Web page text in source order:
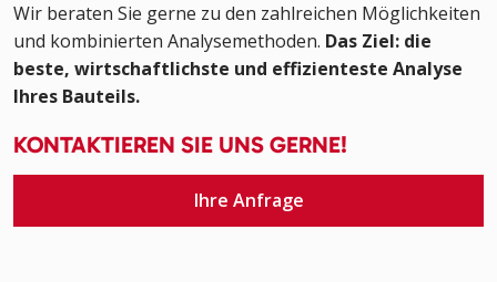
Wir beraten Sie gerne zu den zahlreichen Möglichkeiten
und kombinierten Analysemethoden. Das Ziel: die
beste, wirtschaftlichste und effizienteste Analyse
Ihres Bauteils.
KONTAKTIEREN SIE UNS GERNE!
Ihre Anfrage